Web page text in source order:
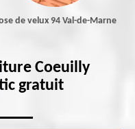
de velux 94 Val-de-Marne
Coeuilly
gratuit